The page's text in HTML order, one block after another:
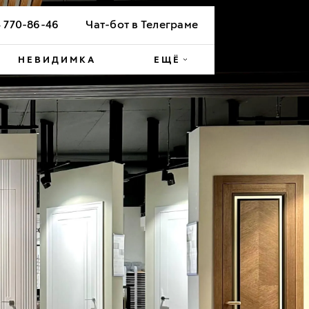
770-86-46 Чат-бот в Телеграме
НЕВИДИМКА ЕЩЁ